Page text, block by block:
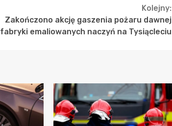
Kolejny:
Zakończono akcję gaszenia pożaru dawnej
fabryki emaliowanych naczyń na Tysiącleciu